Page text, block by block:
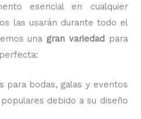
esencial en cualquier
las usarán durante todo el
una gran variedadpara
para bodas, galas y eventos
debido a su diseño